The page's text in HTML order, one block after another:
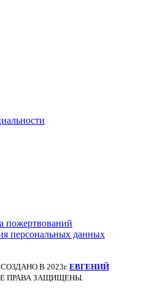
пожертвований
персональных данных
СОЗДАНО В 2023г. ЕВГЕНИЙ
ПРАВА ЗАЩИЩЕНЫ.